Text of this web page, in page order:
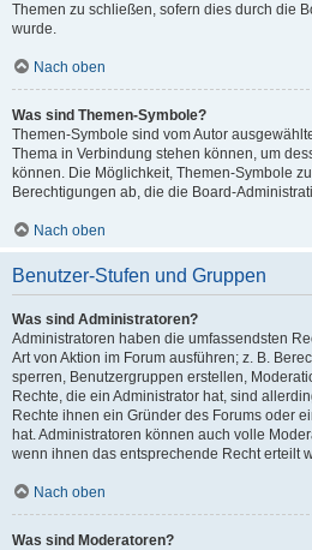
Themen zu schließen, sofern dies durch die
wurde.
Nach oben
Was sind Themen-Symbole?
Themen-Symbole sind vom Autor
Thema in Verbindung stehen können, um
können. Die Möglichkeit, Themen-Symbole
Berechtigungen ab, die die Board-
Nach oben
Benutzer-Stufen und Gruppen
Was sind Administratoren?
Administratoren haben die umfassendsten
Art von Aktion im Forum ausführen; z. B.
sperren, Benutzergruppen erstellen,
Rechte, die ein Administrator hat, sind
Rechte ihnen ein Gründer des Forums oder
hat. Administratoren können auch volle
wenn ihnen das entsprechende Recht erteilt
Nach oben
Was sind Moderatoren?